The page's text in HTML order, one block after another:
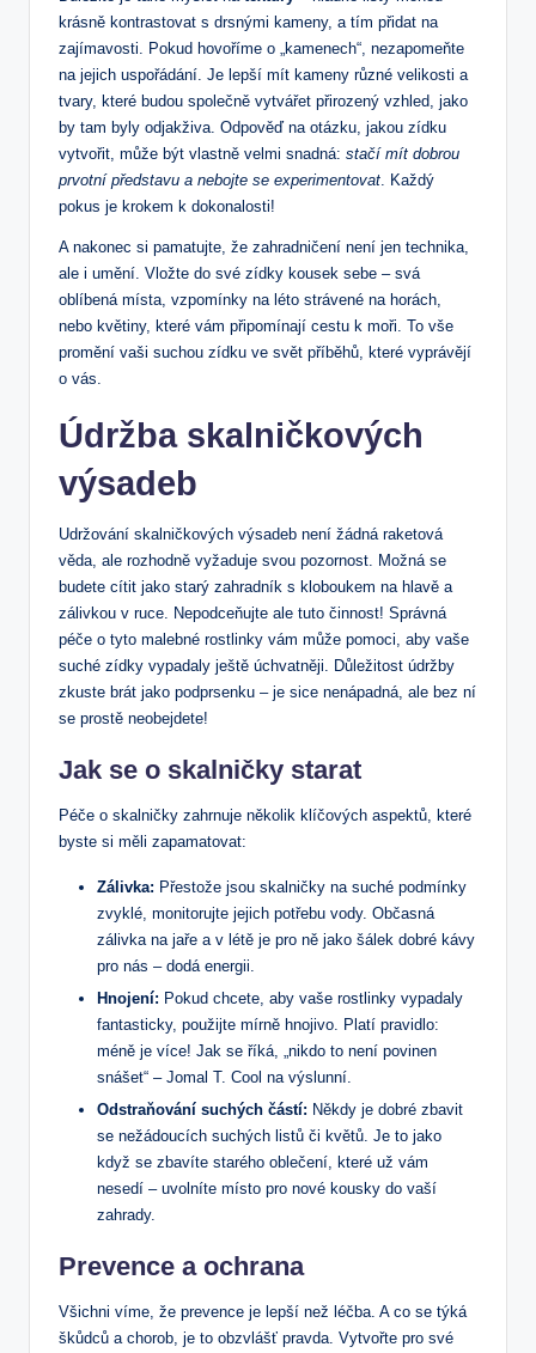
krásně kontrastovat s drsnými kameny, a tím přidat​ na
zajímavosti. ⁢Pokud ​hovoříme o ​„kamenech“, nezapomeňte
na⁤ jejich uspořádání. Je lepší mít kameny různé velikosti a
tvary, které⁣ budou společně vytvářet přirozený vzhled, jako
by tam⁢ byly odjakživa. Odpověď na otázku, jakou zídku
vytvořit, může být vlastně velmi snadná: stačí mít dobrou
prvotní představu ⁣a nebojte se experimentovat . Každý
pokus je krokem k dokonalosti!
A nakonec si pamatujte, že zahradničení není jen technika,
ale i umění. Vložte do své zídky kousek sebe –⁢ svá
oblíbená místa, vzpomínky na léto strávené na horách,
nebo květiny, které vám připomínají cestu k moři. To vše
promění vaši ‍suchou zídku ve svět příběhů, které​ vyprávějí
o vás.
Údržba ‍skalničkových
výsadeb
Udržování skalničkových⁤ výsadeb není žádná‍ raketová
věda, ale rozhodně vyžaduje svou pozornost. Možná se
budete cítit ‌jako starý zahradník ⁢s kloboukem na hlavě a
zálivkou v ruce. Nepodceňujte ale tuto činnost! Správná
péče o tyto malebné rostlinky vám může pomoci, aby vaše
suché zídky vypadaly ještě úchvatněji. Důležitost údržby
zkuste brát jako podprsenku – je sice nenápadná,⁣ ale ⁤bez ní‌
se prostě neobejdete!
Jak se o skalničky starat
Péče o ​skalničky zahrnuje několik ⁢klíčových‍ aspektů, které​
byste si měli zapamatovat:
Zálivka: Přestože jsou skalničky na suché podmínky
zvyklé, monitorujte jejich potřebu vody. Občasná
zálivka na⁤ jaře a v létě je pro ně jako šálek dobré ​kávy
pro nás – ⁢dodá energii.
Hnojení: Pokud chcete, aby vaše ‍rostlinky vypadaly
fantasticky, použijte⁤ mírně hnojivo. Platí pravidlo:
méně je více! Jak se říká, „nikdo​ to není povinen
snášet“ – Jomal T. Cool na výslunní.
Odstraňování suchých částí: Někdy ⁢je dobré zbavit
se nežádoucích suchých⁤ listů⁤ či květů. ⁤Je to jako
když se zbavíte starého oblečení, které už vám
nesedí – uvolníte místo pro nové kousky do vaší‍
zahrady.
Prevence‍ a ochrana
Všichni víme, že prevence je lepší než léčba. A co se týká
škůdců a chorob, je to obzvlášť pravda. Vytvořte pro‍ své